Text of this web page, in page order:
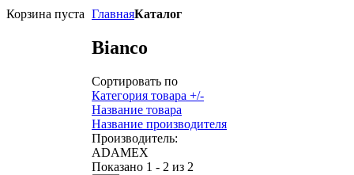
ГлавнаяКаталог
Bianco
Сортировать по
Категория товара +/-
Название товара
Название производителя
Производитель:
ADAMEX
Показано 1 - 2 из 2
Корзина пуста